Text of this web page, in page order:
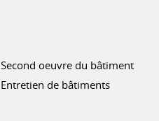
Second oeuvre du bâtiment
Entretien de bâtiments